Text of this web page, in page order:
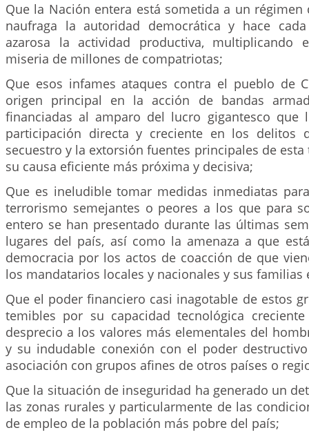
Que la Nación entera está sometida a un
naufraga la autoridad democrática y hace
azarosa la actividad productiva, multiplicando
miseria de millones de compatriotas;
Que esos infames ataques contra el pueblo de
origen principal en la acción de bandas
financiadas al amparo del lucro gigantesco que
participación directa y creciente en los delitos
secuestro y la extorsión fuentes principales de
su causa eficiente más próxima y decisiva;
Que es ineludible tomar medidas inmediatas
terrorismo semejantes o peores a los que para
entero se han presentado durante las últimas
lugares del país, así como la amenaza a que
democracia por los actos de coacción de que
los mandatarios locales y nacionales y sus familias
Que el poder financiero casi inagotable de estos
temibles por su capacidad tecnológica
desprecio a los valores más elementales del
y su indudable conexión con el poder
asociación con grupos afines de otros países o
Que la situación de inseguridad ha generado un
las zonas rurales y particularmente de las
de empleo de la población más pobre del país;